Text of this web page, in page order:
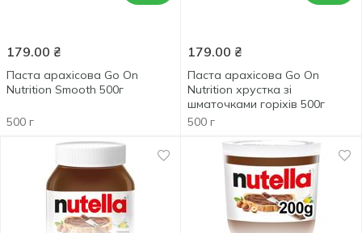
179.00 ₴
Паста арахісова Go On
Nutrition Smooth 500г
500 г
179.00 ₴
Паста арахісова Go On
Nutrition хрустка зі
шматочками горіхів 500г
500 г